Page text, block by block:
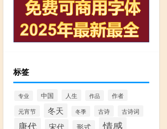
标签
专业 中国 人生 作品
作者
元宵节
冬天 冬季 古诗 古诗词
唐代 宋代 形式 情感